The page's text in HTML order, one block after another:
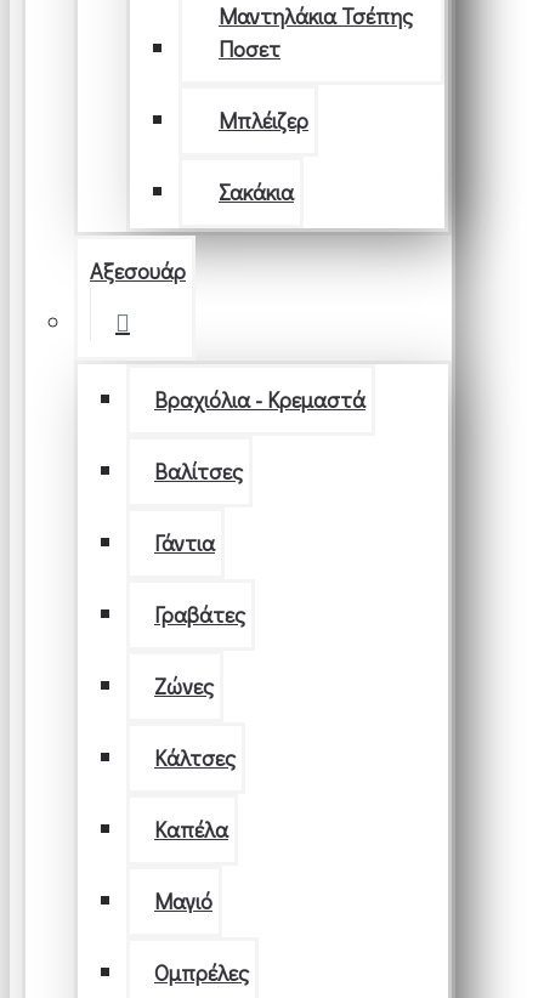
Μαντηλάκια Τσέπης
Ποσετ
Μπλέιζερ
Σακάκια
Αξεσουάρ
Βραχιόλια - Κρεμαστά
Βαλίτσες
Γάντια
Γραβάτες
Ζώνες
Κάλτσες
Καπέλα
Μαγιό
Ομπρέλες